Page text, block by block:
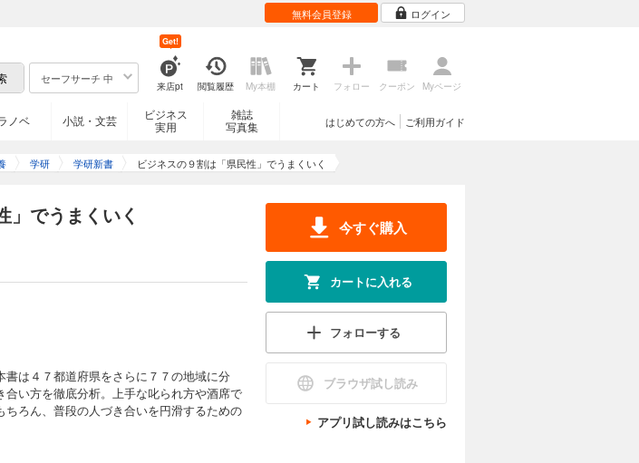
無料会員登録 ログイン
セーフサーチ 中
来店pt
Get!
閲覧履歴 My本棚 カート フォロー クーポン Myページ
ノベ 小説・文芸
ビジネス
実用
雑誌
写真集
ご利用ガイド
はじめての方へ
学研 学研新書 ビジネスの９割は「県民性」でうまくいく
」でうまくいく
は４７都道府県をさらに７７の地域に分
い方を徹底分析。上手な叱られ方や酒席で
ろん、普段の人づき合いを円滑するための
今すぐ購入
カートに入れる
フォローする
ブラウザ試し読み
アプリ試し読みはこちら